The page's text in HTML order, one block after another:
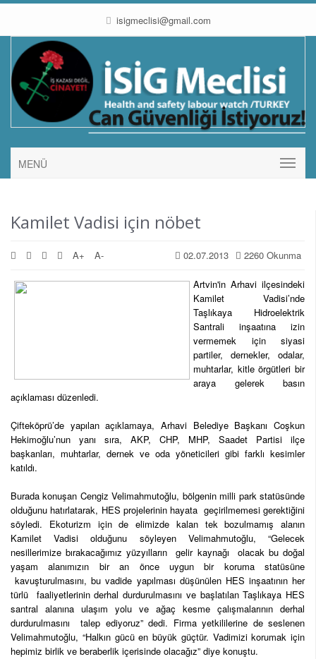
isigmeclisi@gmail.com
MENÜ
Kamilet Vadisi için nöbet
2260 Okunma
02.07.2013
A+ A-
Artvin'in Arhavi ilçesindeki
Kamilet Vadisi’nde
Taşlıkaya Hidroelektrik
Santrali inşaatına izin
vermemek için siyasi
partiler, dernekler, odalar,
muhtarlar, kitle örgütleri bir
araya gelerek basın
açıklaması düzenledi.
Çifteköprü’de yapılan açıklamaya, Arhavi Belediye Başkanı Coşkun
Hekimoğlu’nun yanı sıra, AKP, CHP, MHP, Saadet Partisi ilçe
başkanları, muhtarlar, dernek ve oda yöneticileri gibi farklı kesimler
katıldı.
Burada konuşan Cengiz Velimahmutoğlu, bölgenin milli park statüsünde
olduğunu hatırlatarak, HES projelerinin hayata geçirilmemesi gerektiğini
söyledi. Ekoturizm için de elimizde kalan tek bozulmamış alanın
Kamilet Vadisi olduğunu söyleyen Velimahmutoğlu, “Gelecek
nesillerimize bırakacağımız yüzyılların gelir kaynağı olacak bu doğal
yaşam alanımızın bir an önce uygun bir koruma statüsüne
kavuşturulmasını, bu vadide yapılması düşünülen HES inşaatının her
türlü faaliyetlerinin derhal durdurulmasını ve başlatılan Taşlıkaya HES
santral alanına ulaşım yolu ve ağaç kesme çalışmalarının derhal
durdurulmasını talep ediyoruz” dedi. Firma yetkililerine de seslenen
Velimahmutoğlu, “Halkın gücü en büyük güçtür. Vadimizi korumak için
hepimiz birlik ve beraberlik içerisinde olacağız” diye konuştu.